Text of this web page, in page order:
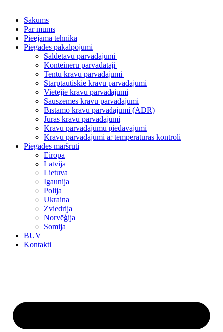
Sākums
Par mums
Pieejamā tehnika
Piegādes pakalpojumi
Saldētavu pārvadājumi
Konteineru pārvadātāji
Tentu kravu pārvadājumi
Starptautiskie kravu pārvadājumi
Vietējie kravu pārvadājumi
Sauszemes kravu pārvadājumi
Bīstamo kravu pārvadājumi (ADR)
Jūras kravu pārvadājumi
Kravu pārvadājumu piedāvājumi
Kravu pārvadājumi ar temperatūras kontroli
Piegādes maršruti
Eiropa
Latvija
Lietuva
Igaunija
Polija
Ukraina
Zviedrija
Norvēģija
Somija
BUV
Kontakti